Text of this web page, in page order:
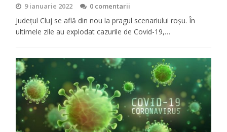
9 ianuarie 2022 0 comentarii
Județul Cluj se află din nou la pragul scenariului roșu. În
ultimele zile au explodat cazurile de Covid-19,…